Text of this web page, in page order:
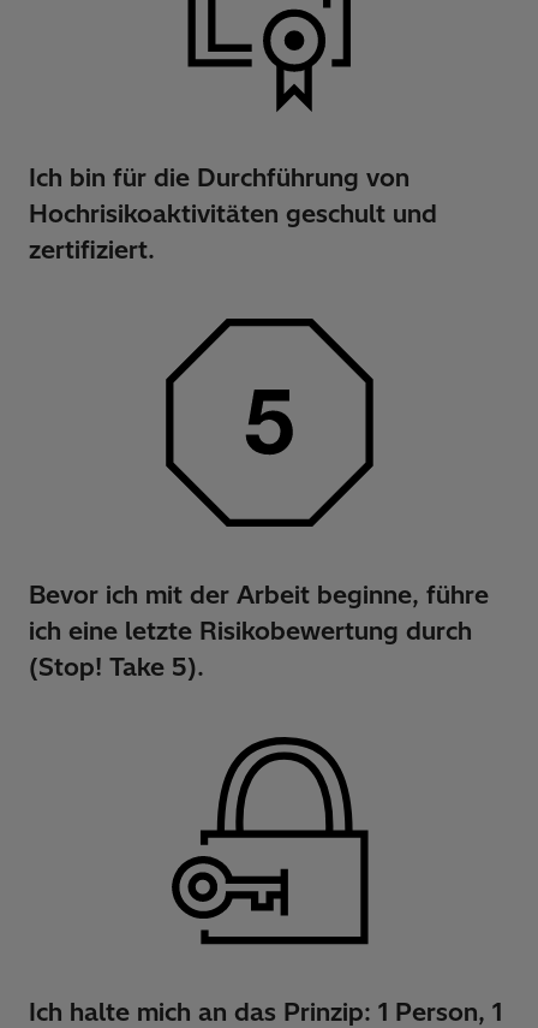
Ich bin für die Durchführung von
Hochrisikoaktivitäten geschult und
zertifiziert.
Bevor ich mit der Arbeit beginne, führe
ich eine letzte Risikobewertung durch
(Stop! Take 5).
Ich halte mich an das Prinzip: 1 Person, 1